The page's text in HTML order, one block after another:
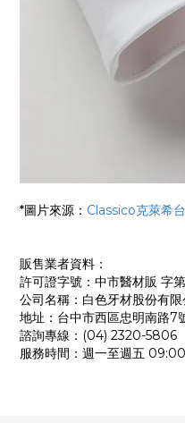
*圖片來源： Classico克萊希
販售業者資料：
許可證字號：中市醫材販 字
公司名稱：白色牙材股份有限
地址：台中市西區忠明南路7
諮詢專線：(04) 2320-5806
服務時間：週一至週五